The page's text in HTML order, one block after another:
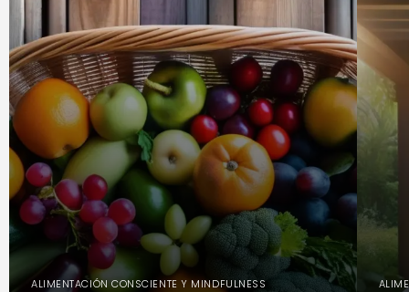
ALIMENTACIÓN CONSCIENTE Y MINDFULNESS